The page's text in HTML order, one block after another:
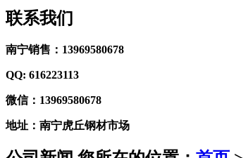
联系我们
南宁销售：13969580678
QQ: 616223113
微信：13969580678
地址：南宁虎丘钢材市场